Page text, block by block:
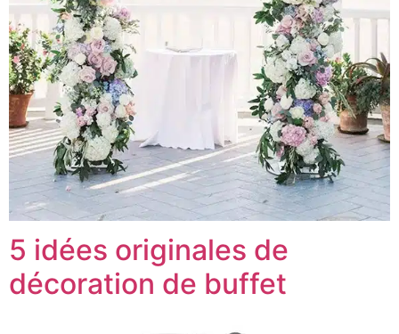
5 idées originales de
décoration de buffet